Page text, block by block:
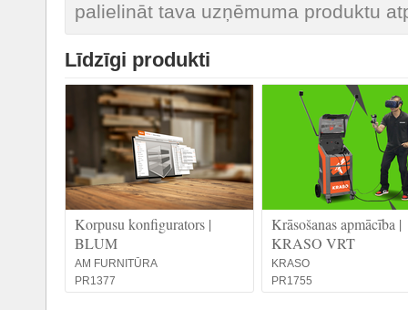
palielināt tava uzņēmuma produktu
Līdzīgi produkti
Korpusu konfigurators |
BLUM
AM FURNITŪRA
PR1377
Krāsošanas apmācība |
KRASO VRT
KRASO
PR1755